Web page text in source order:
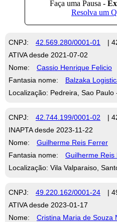
CNPJ: 42.569.280/0001-01
|
ATIVA desde 2021-07-02
Nome:
Cassio Henrique Felicio
Fantasia nome:
Balzaka
Localização: Pedreira, Sao Paulo
CNPJ: 42.744.199/0001-02
|
INAPTA desde 2023-11-22
Nome:
Guilherme Reis Ferrer
Fantasia nome:
Guilherme Reis
Localização: Vila Valparaiso,
CNPJ: 49.220.162/0001-24
|
ATIVA desde 2023-01-17
Nome:
Cristina Maria de Souza